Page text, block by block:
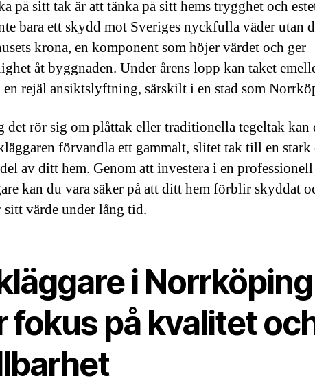
på sitt tak är att tänka på sitt hems trygghet och
bara ett skydd mot Sveriges nyckfulla väder utan
krona, en komponent som höjer värdet och ger
åt byggnaden. Under årens lopp kan taket
en rejäl ansiktslyftning, särskilt i en stad som
det rör sig om plåttak eller traditionella tegeltak kan
förvandla ett gammalt, slitet tak till en stark
av ditt hem. Genom att investera i en professionell
kan du vara säker på att ditt hem förblir skyddat
sitt värde under lång tid.
i Norrköping
fokus på kvalitet